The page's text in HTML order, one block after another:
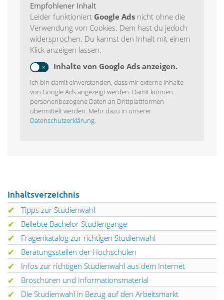
Empfohlener Inhalt
Leider funktioniert Google Ads nicht ohne die
Verwendung von Cookies. Dem hast du jedoch
widersprochen. Du kannst den Inhalt mit einem
Klick anzeigen lassen.
Inhalte von Google Ads anzeigen.
Ich bin damit einverstanden, dass mir externe Inhalte
von Google Ads angezeigt werden. Damit können
personenbezogene Daten an Drittplattformen
übermittelt werden. Mehr dazu in unserer
Datenschutzerklärung.
Inhaltsverzeichnis
Tipps zur Studienwahl
Beliebte Bachelor Studiengänge
Fragenkatalog zur richtigen Studienwahl
Beratungsstellen der Hochschulen
Infos zur richtigen Studienwahl aus dem Internet
Broschüren und Informationsmaterial
Die Studienwahl in Bezug auf den Arbeitsmarkt